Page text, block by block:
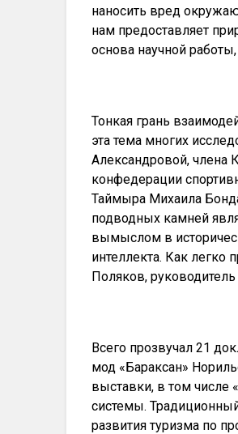
наносить вред
нам предоставляет
основа научной
Тонкая грань
эта тема многих
Александровой, члена
конфедерации
Таймыра Михаила
подводных камней
вымыслом в
интеллекта. Как легко
Поляков,
Всего прозвучал 21
мод «Бараксан»
выставки, в том числе
системы.
развития туризма по